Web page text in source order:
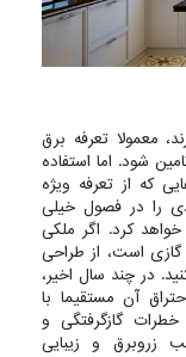
معمولا تعرفه برق
شود. اما استفاده
که از تعرفه ویژه
را در فصول خیلی
کرد. اگر ملکی
گازی است، از طراحی
در چند سال اخیر،
آن مستقیما با
گازگرفتگی و
زروبرق و زیبایی